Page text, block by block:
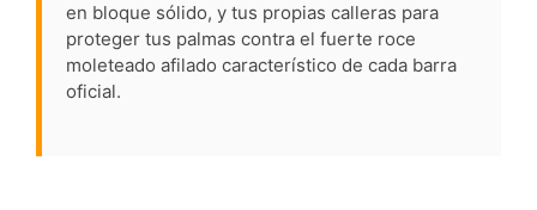
en bloque sólido, y tus propias calleras para
proteger tus palmas contra el fuerte roce
moleteado afilado característico de cada barra
oficial.